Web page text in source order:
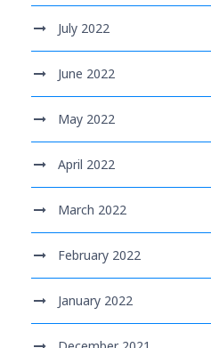
July 2022
June 2022
May 2022
April 2022
March 2022
February 2022
January 2022